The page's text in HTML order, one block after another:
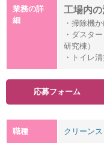
業務の詳
細
工場内の
・掃除機
・ダスタ
研究棟）
・トイレ
応募フォーム
職種 クリーン